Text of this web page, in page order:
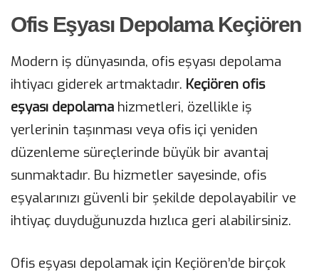
Ofis Eşyası Depolama Keçiören
Modern iş dünyasında, ofis eşyası depolama
ihtiyacı giderek artmaktadır. Keçiören ofis
eşyası depolama hizmetleri, özellikle iş
yerlerinin taşınması veya ofis içi yeniden
düzenleme süreçlerinde büyük bir avantaj
sunmaktadır. Bu hizmetler sayesinde, ofis
eşyalarınızı güvenli bir şekilde depolayabilir ve
ihtiyaç duyduğunuzda hızlıca geri alabilirsiniz.
Ofis eşyası depolamak için Keçiören’de birçok